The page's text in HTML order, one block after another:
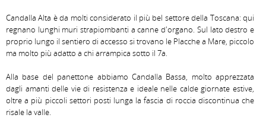
Candalla Alta è da molti considerato il più bel settore della Toscana: qui
regnano lunghi muri strapiombanti a canne d'organo. Sul lato destro e
proprio lungo il sentiero di accesso si trovano le Placche a Mare, piccolo
ma molto più adatto a chi arrampica sotto il 7a.
Alla base del panettone abbiamo Candalla Bassa, molto apprezzata
dagli amanti delle vie di resistenza e ideale nelle calde giornate estive,
oltre a più piccoli settori posti lunga la fascia di roccia discontinua che
risale la valle.